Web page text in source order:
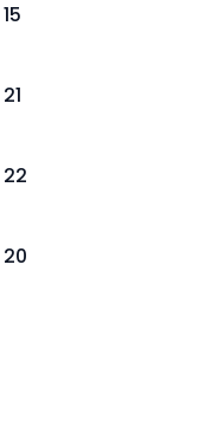
15
21
22
20